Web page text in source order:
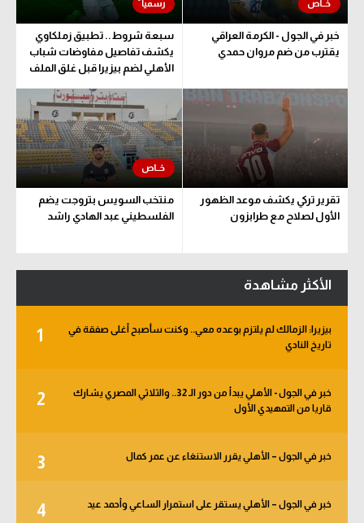
خبر في الجول - الكرمة العراقي
يقترب من ضم مروان حمدي
سبعة شروط.. تطبيق زملكاوي
يكشف تفاصيل مفاوضات شباب
الأهلي لضم بيزيرا قبل غلق الملف
تقرير تركي يكشف موعد الظهور
الأول لصلاح مع طرابزون
منتخب السويس بتروجت يضم
الفلسطيني عبد الهادي راشد
الأكثر مشاهدة
1
بيزيرا: الزمالك لم يلتزم بوعده معي.. وكنت سأصبح أغلى صفقة في
تاريخ النادي
2
خبر في الجول - الأهلي يبدأ من دور الـ 32.. والثلاثي المصري يشارك
قاريا من التمهيدي الأول
3 خبر في الجول – الأهلي يقرر الاستنغاء عن عمر كمال
4 خبر في الجول – الأهلي يستقر على استمرار الساعي وأحمد عيد